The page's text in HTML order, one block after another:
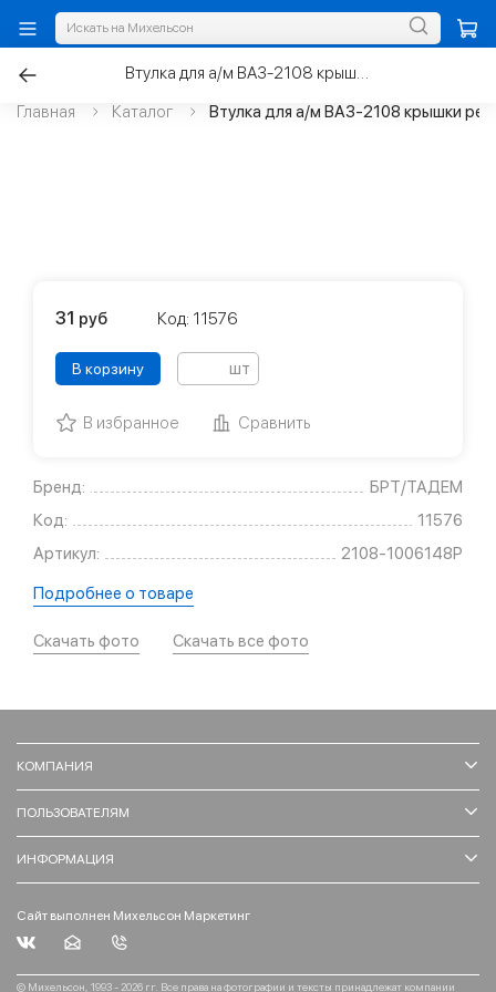
Главная Каталог Втулка для а/м ВАЗ-2108 крышки
Бренд:
БРТ/ТАДЕМ
Код:
11576
Артикул:
2108-1006148Р
Подробнее о товаре
Скачать фото Скачать все фото
31 руб Код: 11576
В корзину шт
В избранное Сравнить
КОМПАНИЯ
ПОЛЬЗОВАТЕЛЯМ
ИНФОРМАЦИЯ
Сайт выполнен Михельсон Маркетинг
© Михельсон, 1993 - 2026 гг. Все права на фотографии и тексты принадлежат компании